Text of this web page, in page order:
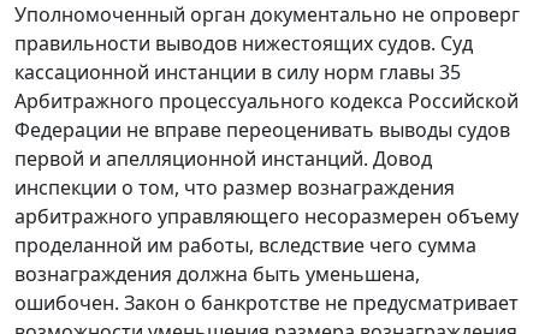
Уполномоченный орган документально не опроверг
правильности выводов нижестоящих судов. Суд
кассационной инстанции в силу норм главы 35
Арбитражного процессуального кодекса Российской
Федерации не вправе переоценивать выводы судов
первой и апелляционной инстанций. Довод
инспекции о том, что размер вознаграждения
арбитражного управляющего несоразмерен объему
проделанной им работы, вследствие чего сумма
вознаграждения должна быть уменьшена,
ошибочен. Закон о банкротстве не предусматривает